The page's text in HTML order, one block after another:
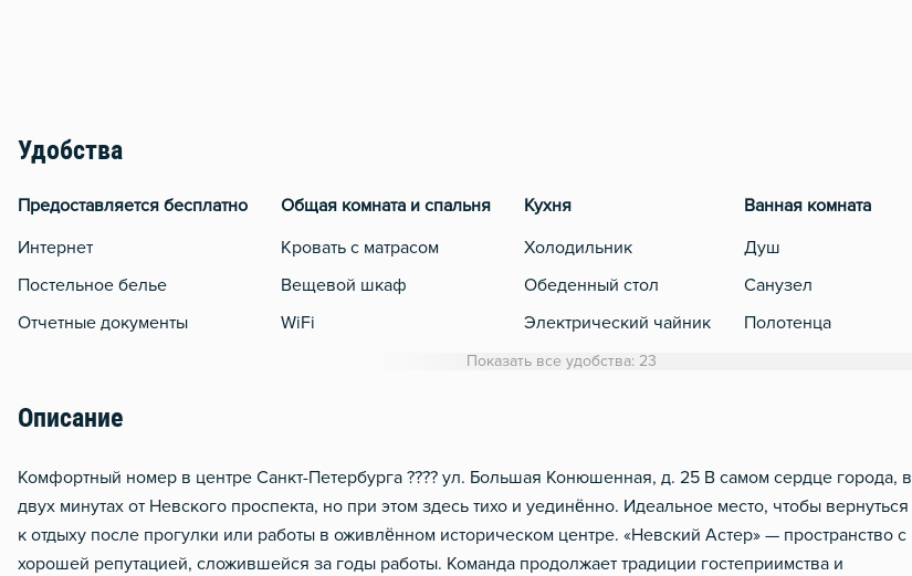
Удобства
Предоставляется бесплатно
Интернет
Постельное белье
Отчетные документы
Общая комната и спальня
Кровать с матрасом
Вещевой шкаф
WiFi
Стол, рабочее место
Тапочки
Кухня
Холодильник
Обеденный стол
Электрический чайник
Фильтр для воды
Ванная комната
Душ
Санузел
Полотенца
Показать все удобства: 23
Описание
Комфортный номер в центре Санкт-Петербурга ???? ул. Большая Конюшенная, д. 25 В самом сердце города, в
двух минутах от Невского проспекта, но при этом здесь тихо и уединённо. Идеальное место, чтобы вернуться
к отдыху после прогулки или работы в оживлённом историческом центре. «Невский Астер» — пространство с
хорошей репутацией, сложившейся за годы работы. Команда продолжает традиции гостеприимства и